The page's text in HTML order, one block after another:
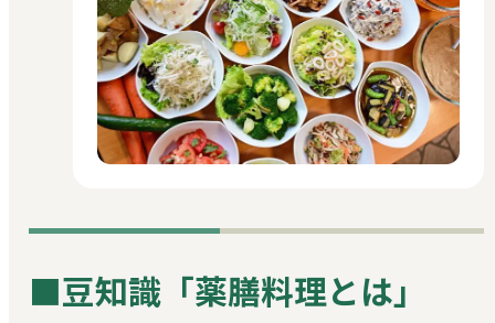
■豆知識「薬膳料理とは」